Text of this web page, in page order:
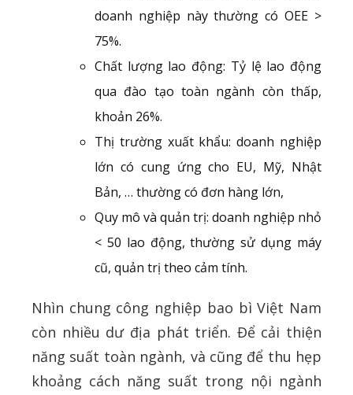
doanh nghiệp này thường có OEE >
75%.
Chất lượng lao động: Tỷ lệ lao động
qua đào tạo toàn ngành còn thấp,
khoản 26%.
Thị trường xuất khẩu: doanh nghiệp
lớn có cung ứng cho EU, Mỹ, Nhật
Bản, … thường có đơn hàng lớn,
Quy mô và quản trị: doanh nghiệp nhỏ
< 50 lao động, thường sử dụng máy
cũ, quản trị theo cảm tính.
Nhìn chung công nghiệp bao bì Việt Nam
còn nhiều dư địa phát triển. Để cải thiện
năng suất toàn ngành, và cũng để thu hẹp
khoảng cách năng suất trong nội ngành